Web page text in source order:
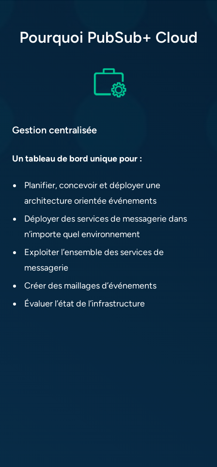
Pourquoi PubSub+ Cloud
Gestion centralisée​
Un tableau de bord unique pour :​
Planifier, concevoir et déployer une
architecture orientée événements
Déployer des services de messagerie dans
n’importe quel environnement
Exploiter l’ensemble des services de
messagerie
Créer des maillages d’événements
Évaluer l’état de l’infrastructure